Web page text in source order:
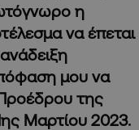
η
να έπεται
μου να
της
Μαρτίου 2023.